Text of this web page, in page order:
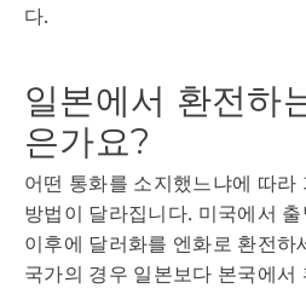
다.
일본에서 환전하
은가요?
어떤 통화를 소지했느냐에 따라
방법이 달라집니다. 미국에서
이후에 달러화를 엔화로 환전
국가의 경우 일본보다 본국에